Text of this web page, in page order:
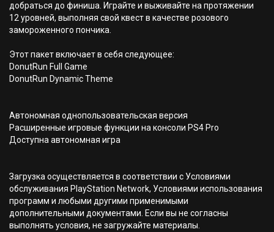
добраться до финиша. Играйте и выживайте на протяжении
12 уровней, выполняя свой квест в качестве розового
замороженного пончика.
Этот пакет включает в себя следующее:
DonutRun Full Game
DonutRun Dynamic Theme
Автономная однопользовательская версия
Расширенные игровые функции на консоли PS4 Pro
Доступна автономная игра
Загрузка осуществляется в соответствии с Условиями
обслуживания PlayStation Network, Условиями использования
программ и любыми другими применимыми
дополнительными документами. Если вы не согласны
выполнять условия, не загружайте материалы.